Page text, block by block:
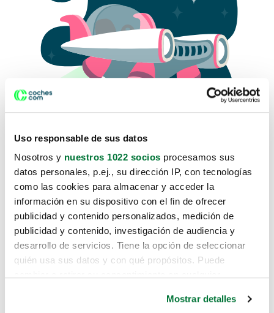
Uso responsable de sus datos
Nosotros y nuestros 1022 socios procesamos sus
datos personales, p.ej., su dirección IP, con tecnologías
como las cookies para almacenar y acceder la
información en su dispositivo con el fin de ofrecer
publicidad y contenido personalizados, medición de
publicidad y contenido, investigación de audiencia y
desarrollo de servicios. Tiene la opción de seleccionar
quién usa sus datos y con qué propósitos. Puede
Mostrar detalles
Lo sentimos, no sabemos como
te hemos traido hasta aquí.
Pero puedes encontrar el coche que estás
buscando en alguno de estos enlaces: